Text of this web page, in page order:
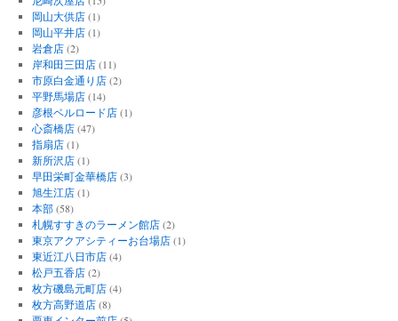
岡山大供店(1)
岡山平井店(1)
岩倉店(2)
岸和田三田店(11)
市原白金通り店(2)
平野馬場店(14)
彦根ベルロード店(1)
心斎橋店(47)
指扇店(1)
新所沢店(1)
早田栄町金華橋店(3)
旭生江店(1)
本部(58)
札幌すすきのラーメン館店(2)
東京アクアシティーお台場店(1)
東近江八日市店(4)
松戸五香店(2)
枚方磯島元町店(4)
枚方高野道店(8)